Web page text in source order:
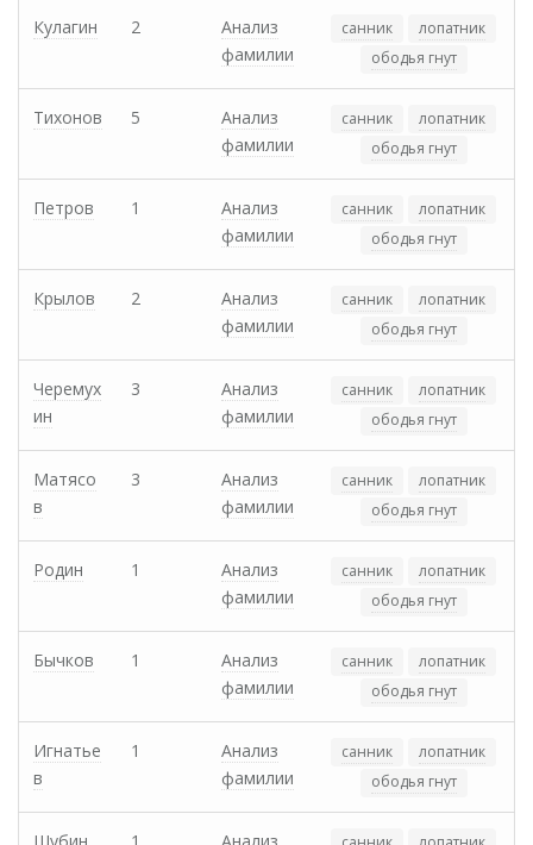
Кулагин 2
Анализ
фамилии
санник
лопатник
ободья гнут
Тихонов 5
Анализ
фамилии
санник
лопатник
ободья гнут
Петров 1
Анализ
фамилии
санник
лопатник
ободья гнут
Крылов 2
Анализ
фамилии
санник
лопатник
ободья гнут
Черемух
ин
3
Анализ
фамилии
санник
лопатник
ободья гнут
Матясо
в
3
Анализ
фамилии
санник
лопатник
ободья гнут
Родин 1
Анализ
фамилии
санник
лопатник
ободья гнут
Бычков 1
Анализ
фамилии
санник
лопатник
ободья гнут
Игнатье
в
1
Анализ
фамилии
санник
лопатник
ободья гнут
Шубин 1
Анализ